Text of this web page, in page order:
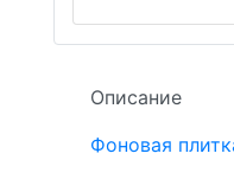
Описание
Фоновая